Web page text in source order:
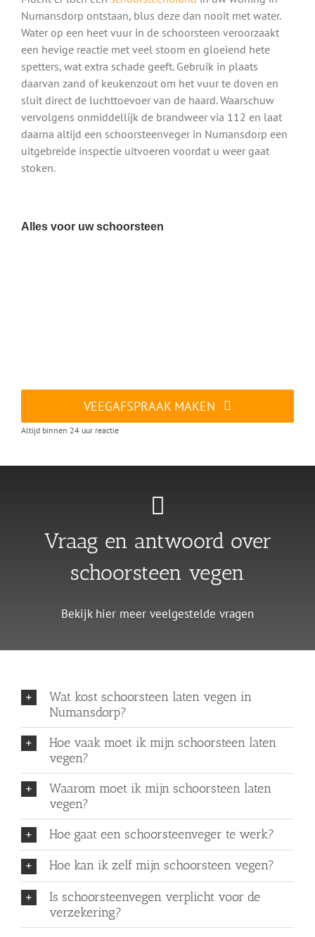
Numansdorp ontstaan, blus deze dan nooit met water.
Water op een heet vuur in de schoorsteen veroorzaakt
een hevige reactie met veel stoom en gloeiend hete
spetters, wat extra schade geeft. Gebruik in plaats
daarvan zand of keukenzout om het vuur te doven en
sluit direct de luchttoevoer van de haard. Waarschuw
vervolgens onmiddellijk de brandweer via 112 en laat
daarna altijd een schoorsteenveger in Numansdorp een
uitgebreide inspectie uitvoeren voordat u weer gaat
stoken.
Alles voor uw schoorsteen
VEEGAFSPRAAK MAKEN
Altijd binnen 24 uur reactie
Vraag en antwoord over
schoorsteen vegen
Bekijk hier meer veelgestelde vragen
Wat kost schoorsteen laten vegen in
Numansdorp?
Hoe vaak moet ik mijn schoorsteen laten
vegen?
Waarom moet ik mijn schoorsteen laten
vegen?
Hoe gaat een schoorsteenveger te werk?
Hoe kan ik zelf mijn schoorsteen vegen?
Is schoorsteenvegen verplicht voor de
verzekering?